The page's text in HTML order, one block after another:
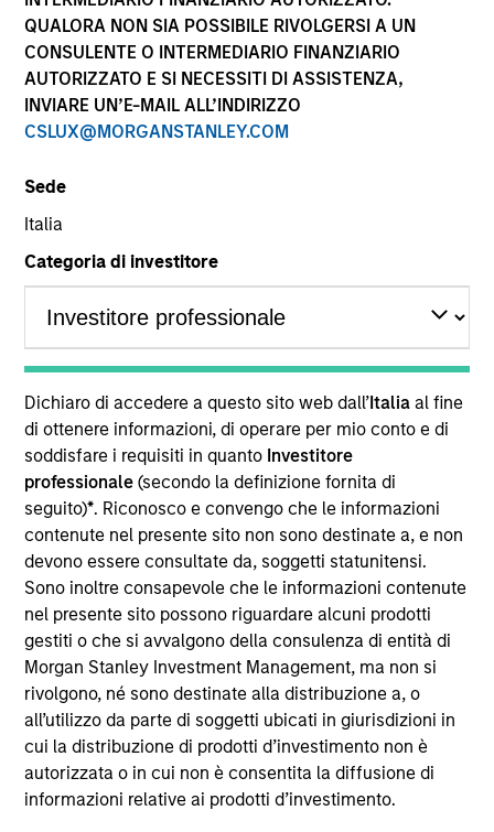
QUALORA NON SIA POSSIBILE RIVOLGERSI A UN
CONSULENTE O INTERMEDIARIO FINANZIARIO
AUTORIZZATO E SI NECESSITI DI ASSISTENZA,
INVIARE UN’E-MAIL ALL’INDIRIZZO
CSLUX@MORGANSTANLEY.COM
Sede
Italia
Categoria di investitore
Dichiaro di accedere a questo sito web dall’Italia al fine
di ottenere informazioni, di operare per mio conto e di
soddisfare i requisiti in quanto Investitore
professionale(secondo la definizione fornita di
seguito)*. Riconosco e convengo che le informazioni
contenute nel presente sito non sono destinate a, e non
devono essere consultate da, soggetti statunitensi.
Sono inoltre consapevole che le informazioni contenute
nel presente sito possono riguardare alcuni prodotti
gestiti o che si avvalgono della consulenza di entità di
Morgan Stanley Investment Management, ma non si
rivolgono, né sono destinate alla distribuzione a, o
all’utilizzo da parte di soggetti ubicati in giurisdizioni in
cui la distribuzione di prodotti d’investimento non è
autorizzata o in cui non è consentita la diffusione di
informazioni relative ai prodotti d’investimento.
performance sono calcolati in base al valore del
patrimonio netto (NAV), al netto delle spese, e non
comprendono le commissioni e gli oneri relativi
all’emissione e al rimborso delle quote. Tutti i dati relativi
alle performance e agli indici sono tratti da Morgan
Stanley Investment Management.
Rendimenti nell’anno solare.
*Devise de référence du fonds
Comparti di Morgan Stanley Investment Funds, una
società di investimento a capitale variabile di diritto
lussemburghese. (la “Società”) è registrata nel
Granducato di Lussemburgo come organismo
d’investimento collettivo ai sensi della Parte 1 della Legge
del 17 dicembre 2010 e successive modifiche. La Società è
un organismo d’investimento collettivo in valori mobiliari
(“OICVM”).
Prima dell’adesione ai comparti, le richieste di
partecipazione non devono essere presentate senza aver
consultato l’ultima versione del Prospetto Informativo, del
documento contenente informazioni chiave (“KID”) o del
documento contenente informazioni chiave per gli
investitori (“KIID”), della relazione annuale e della
relazione semestrale (“Documenti di offerta”) o altri
documenti disponibili sul sito
https://www.morganstanley.com/im/msinvf/index.html
a titolo gratuito presso la Sede legale all’indirizzo
European Bank and Business Centre, 6B route de Trèves,